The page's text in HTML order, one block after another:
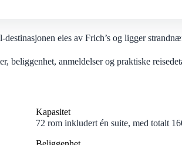
eies av Frich’s og ligger
beliggenhet, anmeldelser og praktiske
Kapasitet
72 rom inkludert én suite, med totalt